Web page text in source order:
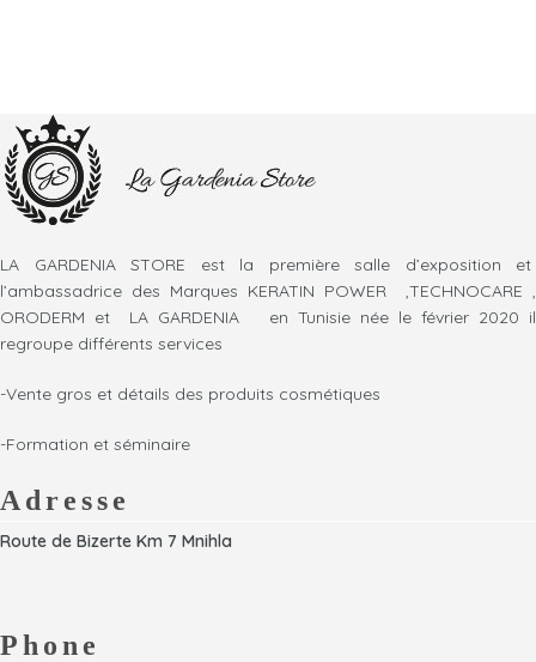
LA GARDENIA STORE est la première salle d’exposition et
l’ambassadrice des Marques KERATIN POWER ,TECHNOCARE ,
ORODERM et LA GARDENIA en Tunisie née le février 2020 il
regroupe différents services
-Vente gros et détails des produits cosmétiques
-Formation et séminaire
Adresse
Route de Bizerte Km 7 Mnihla
Phone